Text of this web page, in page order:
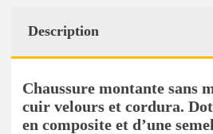
Description
Chaussure montante sans
cuir velours et cordura.
en composite et d’une